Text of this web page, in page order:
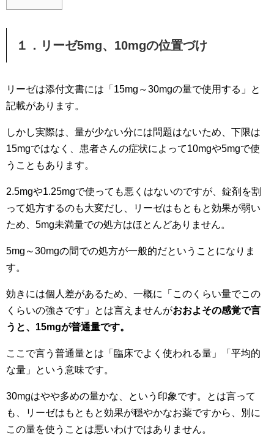
１．リーゼ5mg、10mgの位置づけ
リーゼは添付文書には「15mg～30mgの量で使用する」と
記載があります。
しかし実際は、量が少ない分には問題はないため、下限は
15mgではなく、患者さんの症状によって10mgや5mgで使
うこともあります。
2.5mgや1.25mgで使っても悪くはないのですが、錠剤を割
って処方するのも大変だし、リーゼはもともと効果が弱い
ため、5mg未満量での処方はほとんどありません。
5mg～30mgの間での処方が一般的だということになりま
す。
効きには個人差があるため、一概に「このくらい量でこの
くらいの強さです」とは言えませんがおおよその感覚で言
うと、15mgが普通量です。
ここで言う普通量とは「臨床でよく使われる量」「平均的
な量」という意味です。
30mgはやや多めの量かな、という印象です。とは言って
も、リーゼはもともと効果が穏やかなお薬ですから、
別に
この量を使うことは悪いわけではありません。